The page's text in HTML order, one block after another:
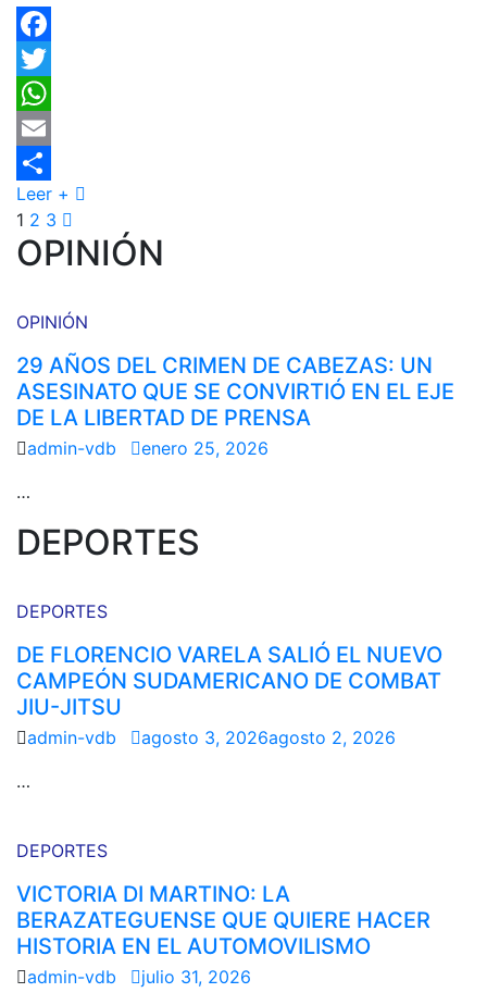
Facebook
Twitter
WhatsApp
Email
Compartir
Leer +
1 2 3
OPINIÓN
OPINIÓN
29 AÑOS DEL CRIMEN DE CABEZAS: UN
ASESINATO QUE SE CONVIRTIÓ EN EL EJE
DE LA LIBERTAD DE PRENSA
admin-vdb
enero 25, 2026
…
DEPORTES
DEPORTES
DE FLORENCIO VARELA SALIÓ EL NUEVO
CAMPEÓN SUDAMERICANO DE COMBAT
JIU-JITSU
admin-vdb agosto 3, 2026agosto 2, 2026
…
DEPORTES
VICTORIA DI MARTINO: LA
BERAZATEGUENSE QUE QUIERE HACER
HISTORIA EN EL AUTOMOVILISMO
admin-vdb
julio 31, 2026